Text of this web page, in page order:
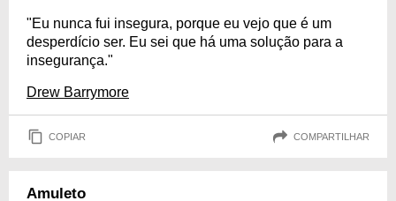
"Eu nunca fui insegura, porque eu vejo que é um
desperdício ser. Eu sei que há uma solução para a
insegurança."
Drew Barrymore
COPIAR COMPARTILHAR
Amuleto